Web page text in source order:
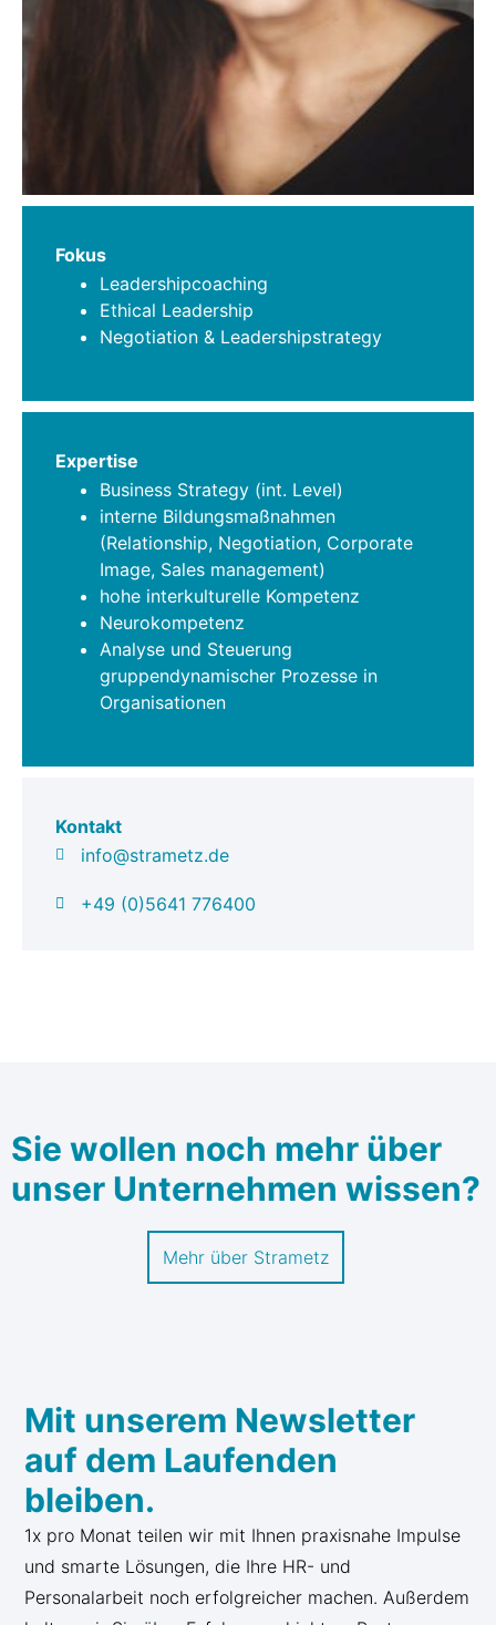
Fokus
Leadershipcoaching
Ethical Leadership
Negotiation & Leadershipstrategy
Expertise
Business Strategy (int. Level)
interne Bildungsmaßnahmen
(Relationship, Negotiation, Corporate
Image, Sales management)
hohe interkulturelle Kompetenz
Neurokompetenz
Analyse und Steuerung
gruppendynamischer Prozesse in
Organisationen
Kontakt
info@strametz.de
+49 (0)5641 776400
Sie wollen noch mehr über
unser Unternehmen wissen?
Mehr über Strametz
Mit unserem Newsletter
auf dem Laufenden
bleiben.
1x pro Monat teilen wir mit Ihnen praxisnahe Impulse
und smarte Lösungen, die Ihre HR- und
Personalarbeit noch erfolgreicher machen. Außerdem